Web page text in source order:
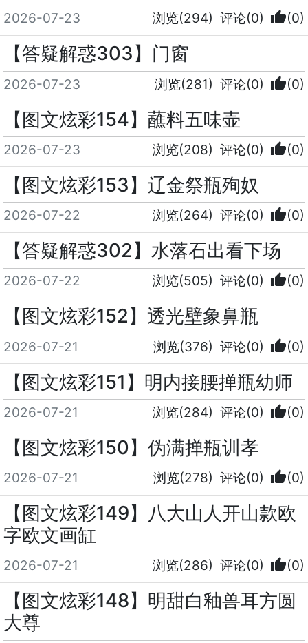
2026-07-23 浏览(294) 评论(0) thumb_up(0)
【答疑解惑303】门窗
2026-07-23 浏览(281) 评论(0) thumb_up(0)
【图文炫彩154】蘸料五味壶
2026-07-23 浏览(208) 评论(0) thumb_up(0)
【图文炫彩153】辽金祭瓶殉奴
2026-07-22 浏览(264) 评论(0) thumb_up(0)
【答疑解惑302】水落石出看下场
2026-07-22 浏览(505) 评论(0) thumb_up(0)
【图文炫彩152】透光壁象鼻瓶
2026-07-21 浏览(376) 评论(0) thumb_up(0)
【图文炫彩151】明内接腰掸瓶幼师
2026-07-21 浏览(284) 评论(0) thumb_up(0)
【图文炫彩150】伪满掸瓶训孝
2026-07-21 浏览(278) 评论(0) thumb_up(0)
【图文炫彩149】八大山人开山款欧
字欧文画缸
2026-07-21 浏览(286) 评论(0) thumb_up(0)
【图文炫彩148】明甜白釉兽耳方圆
大尊